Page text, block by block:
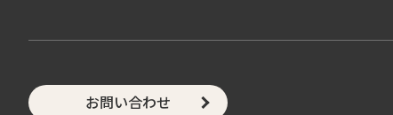
お問い合わせ